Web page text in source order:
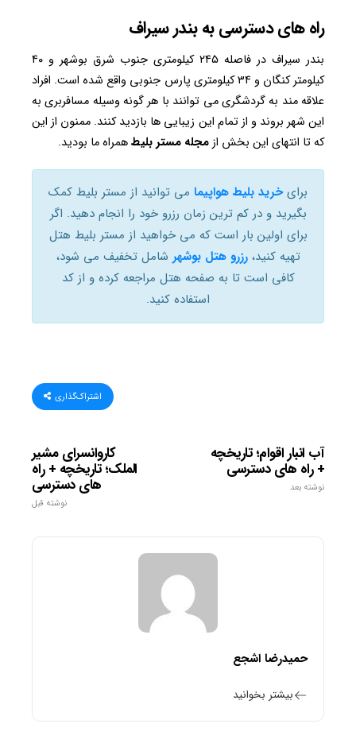
راه های دسترسی به بندر سیراف
بندر سیراف در فاصله ۲۴۵ کیلومتری جنوب شرق بوشهر و ۴۰
کیلومتر کنگان و ۳۴ کیلومتری پارس جنوبی واقع شده است. افراد
علاقه مند به گردشگری می توانند با هر گونه وسیله مسافربری به
این شهر بروند و از تمام این زیبایی ها بازدید کنند. ممنون از این
که تا انتهای این بخش ازمجله مستر بلیطهمراه ما بودید.
برایخرید بلیط هواپیما می توانید از مستر بلیط کمک
بگیرید و در کم ترین زمان رزرو خود را انجام دهید. اگر
برای اولین بار است که می خواهید از مستر بلیط هتل
تهیه کنید،رزرو هتل بوشهر شامل تخفیف می شود،
کافی است تا به صفحه هتل مراجعه کرده و از کد
استفاده کنید.
اشتراک‌گذاری
کاروانسرای مشیر
الملک؛ تاریخچه + راه
های دسترسی
نوشته قبل
آب انبار اقوام؛ تاریخچه
+ راه های دسترسی
نوشته بعد
حمیدرضا اشجع
بیشتر بخوانید